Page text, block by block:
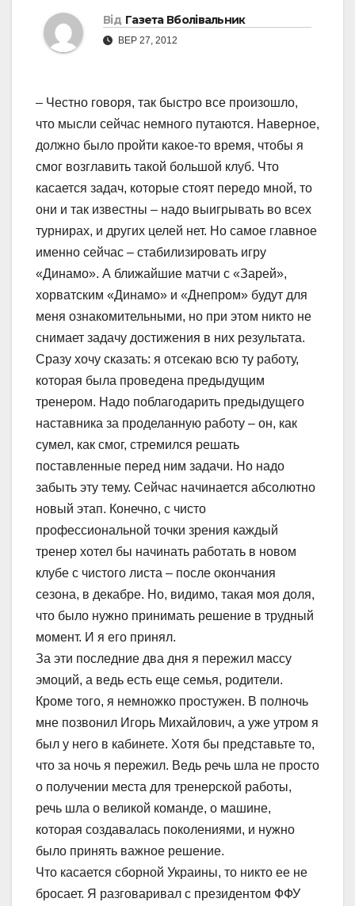
Від Газета Вболівальник
ВЕР 27, 2012
– Честно говоря, так быстро все произошло,
что мысли сейчас немного путаются. Наверное,
должно было пройти какое-то время, чтобы я
смог возглавить такой большой клуб. Что
касается задач, которые стоят передо мной, то
они и так известны – надо выигрывать во всех
турнирах, и других целей нет. Но самое главное
именно сейчас – стабилизировать игру
«Динамо». А ближайшие матчи с «Зарей»,
хорватским «Динамо» и «Днепром» будут для
меня ознакомительными, но при этом никто не
снимает задачу достижения в них результата.
Сразу хочу сказать: я отсекаю всю ту работу,
которая была проведена предыдущим
тренером. Надо поблагодарить предыдущего
наставника за проделанную работу – он, как
сумел, как смог, стремился решать
поставленные перед ним задачи. Но надо
забыть эту тему. Сейчас начинается абсолютно
новый этап. Конечно, с чисто
профессиональной точки зрения каждый
тренер хотел бы начинать работать в новом
клубе с чистого листа – после окончания
сезона, в декабре. Но, видимо, такая моя доля,
что было нужно принимать решение в трудный
момент. И я его принял.
За эти последние два дня я пережил массу
эмоций, а ведь есть еще семья, родители.
Кроме того, я немножко простужен. В полночь
мне позвонил Игорь Михайлович, а уже утром я
был у него в кабинете. Хотя бы представьте то,
что за ночь я пережил. Ведь речь шла не просто
о получении места для тренерской работы,
речь шла о великой команде, о машине,
которая создавалась поколениями, и нужно
было принять важное решение.
Что касается сборной Украины, то никто ее не
бросает. Я разговаривал с президентом ФФУ